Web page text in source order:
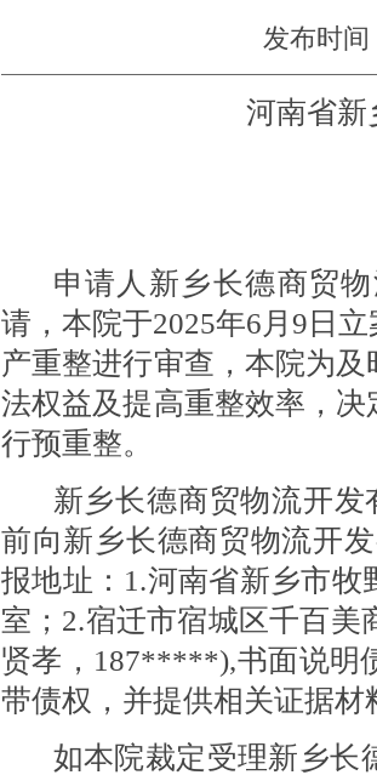
发布时间
河南省新
申请人新乡长德商贸
请，本院于2025年6月9日
产重整进行审查，本院为
法权益及提高重整效率，
行预重整。
新乡长德商贸物流开
前向新乡长德商贸物流开
报地址：1.河南省新乡市
室；2.宿迁市宿城区千百美
贤孝， 187*****),书面说明
带债权，并提供相关证据材
如本院裁定受理新乡长